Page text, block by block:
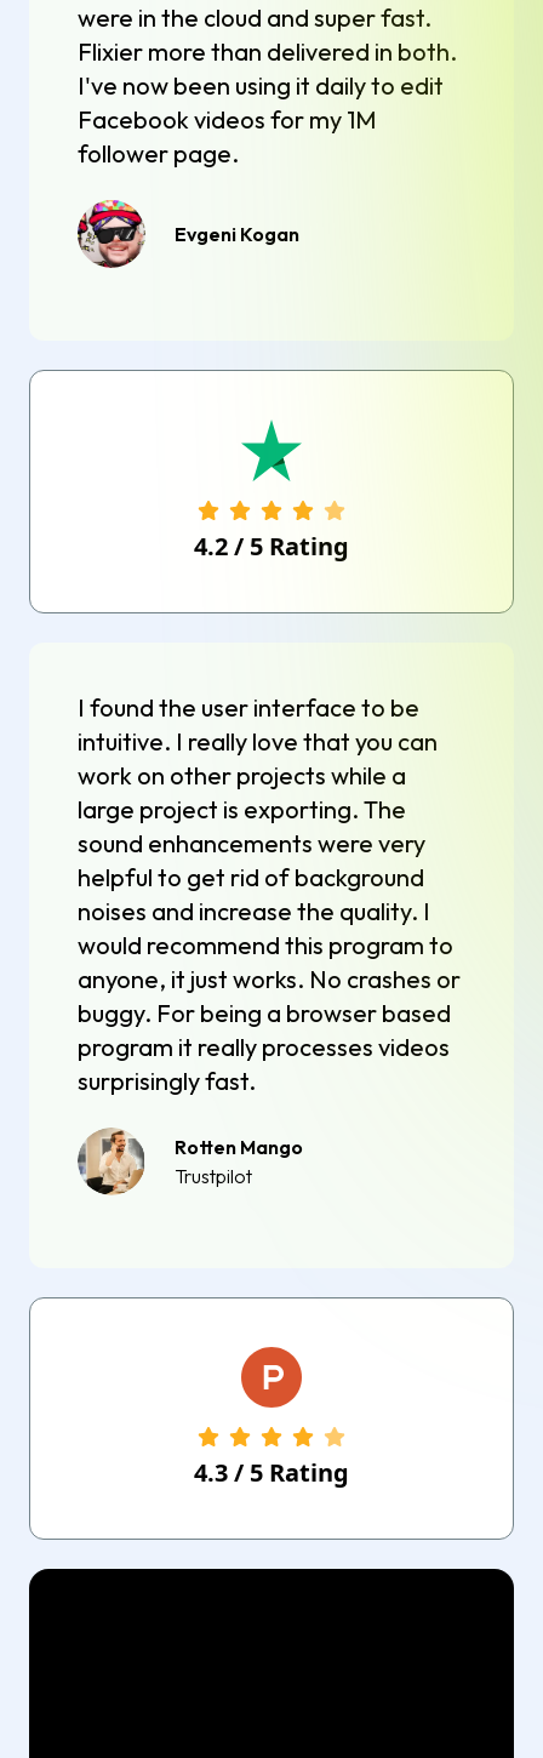
were in the cloud and super fast.
Flixier more than delivered in both.
I've now been using it daily to edit
Facebook videos for my 1M
follower page.
Evgeni Kogan
4.2/ 5 Rating
I found the user interface to be
intuitive. I really love that you can
work on other projects while a
large project is exporting. The
sound enhancements were very
helpful to get rid of background
noises and increase the quality. I
would recommend this program to
anyone, it just works. No crashes or
buggy. For being a browser based
program it really processes videos
surprisingly fast.
Rotten Mango
Trustpilot
4.3/ 5 Rating